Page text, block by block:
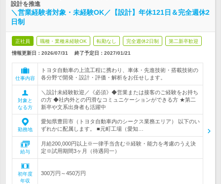
設計を推進
＼営業経験者対象・未経験OK／【設計】年休121日＆完全週休2
日制
正社員 職種・業種未経験OK 転勤なし 完全週休2日制 第二新卒歓迎
情報更新日：2026/07/31 終了予定日： 2027/01/21
仕事内容
トヨタ自動車の上流工程に携わり、車体・先進技術・搭載技術の
各分野で開発・設計・評価・解析をお任せします。
対象と
なる方
＼設計未経験歓迎／《必須》◆営業または接客のご経験をお持ち
の方 ◆社内外との円滑なコミュニケーションができる方 ★第二
新卒や文系出身者も活躍中
勤務地
愛知県豊田市（トヨタ自動車内のシークス業務エリア） 以下のい
ずれかに配属します。 ■元町工場（愛知…
給与
月給200,000円以上※一律手当含む※経験・能力を考慮のうえ決
定※試用期間3ヶ月（待遇同一）
初年度
年収
300万円～450万円